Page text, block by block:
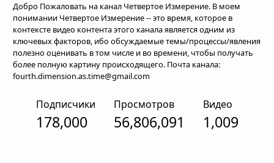
Добро Пожаловать на канал Четвертое Измерение. В моем
понимании Четвертое Измерение -- это время, которое в
контексте видео контента этого канала является одним из
ключевых факторов, ибо обсуждаемые темы/процессы/явления
полезно оценивать в том числе и во времени, чтобы получать
более полную картину происходящего. Почта канала:
fourth.dimension.as.time@gmail.com
Подписчики
178,000
Просмотров
56,806,091
Видео
1,009